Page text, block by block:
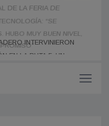
DE LA FERIA DE
“SE
HUBO MUY BUEN NIVEL,